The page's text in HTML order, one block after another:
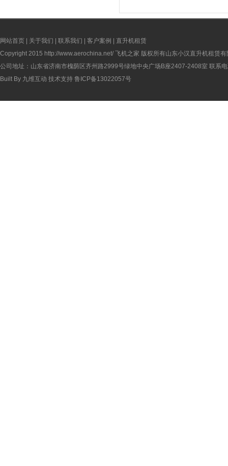
网站首页 关于我们 联系我们 客户案例
直升机租赁
Copyright 2015 http://www.aerochina.net/ 飞机之家 版权所有山东小汉直升机租赁有
公司地址：山东省济南市槐荫区齐州路2999号绿地中央广场B座2407-2408室 联系
Built By 九维互动 技术支持 鲁ICP备13022057号